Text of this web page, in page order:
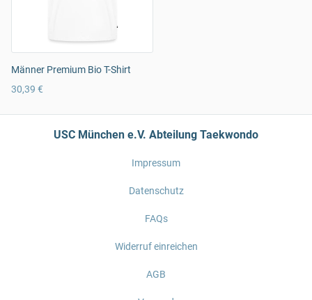
Männer Premium Bio T-Shirt
30,39 €
USC München e.V. Abteilung Taekwondo
Impressum
Datenschutz
FAQs
Widerruf einreichen
AGB